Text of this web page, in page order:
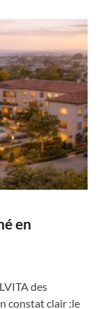
en
des
constat clair :le